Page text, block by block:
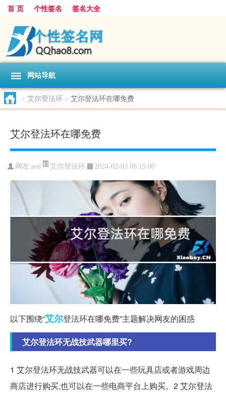
首 页 个性签名 签名大全
网站导航
> 艾尔登法环 > 艾尔登法环在哪免费
艾尔登法环在哪免费
网友:aed 艾尔登法环 2024-02-03 06:15:00
以下围绕“艾尔登法环在哪免费”主题解决网友的困惑
艾尔登法环无战技武器哪里买?
1 艾尔登法环无战技武器可以在一些玩具店或者游戏周边
商店进行购买,也可以在一些电商平台上购买。2 艾尔登法